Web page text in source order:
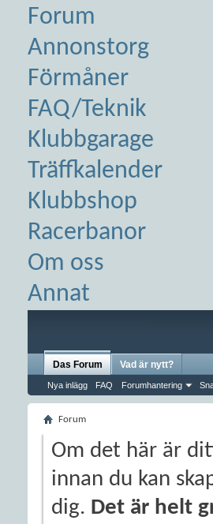
Forum
Annonstorg
Förmåner
FAQ/Teknik
Klubbgarage
Träffkalender
Klubbshop
Racerbanor
Om oss
Annat
Das Forum
Nya inlägg FAQ Forumhantering
Vad är nytt?
Forum
Om det här är
innan du kan
dig. Det är helt